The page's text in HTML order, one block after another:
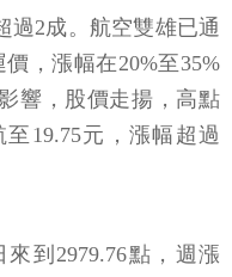
過2成。航空雙雄已通
，漲幅在20%至35%
響，股價走揚，高點
19.75元，漲幅超過
到2979.76點，週漲